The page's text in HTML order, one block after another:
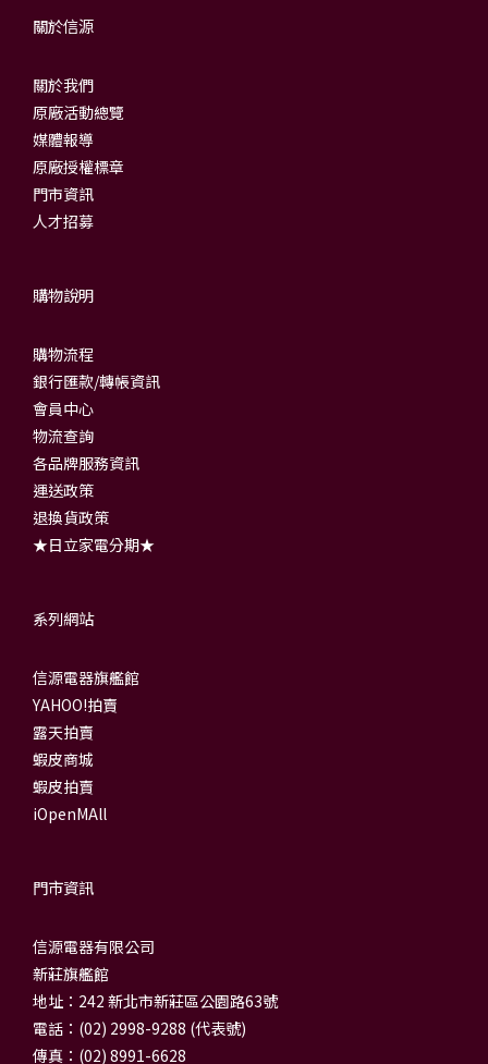
關於信源
關於我們
原廠活動總覽
媒體報導
原廠授權標章
門市資訊
人才招募
購物說明
購物流程
銀行匯款/轉帳資訊
會員中心
物流查詢
各品牌服務資訊
運送政策
退換貨政策
★日立家電分期★
系列網站
信源電器旗艦館
YAHOO!拍賣
露天拍賣
蝦皮商城
蝦皮拍賣
iOpenMAll
門市資訊
信源電器有限公司
新莊旗艦館
地址：242 新北市新莊區公園路63號
電話：(02) 2998-9288 (代表號)
傳真：(02) 8991-6628